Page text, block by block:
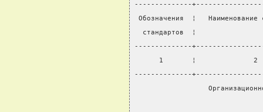
--------------
Обозначения  ¦
стандартов  ¦
--------------
1       ¦              2
--------------